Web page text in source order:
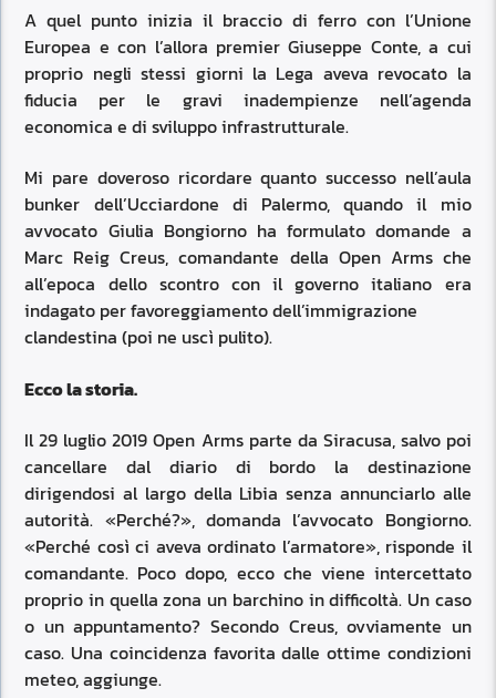
A quel punto inizia il braccio di ferro con l’Unione
Europea e con l’allora premier Giuseppe Conte, a cui
proprio negli stessi giorni la Lega aveva revocato la
fiducia per le gravi inadempienze nell’agenda
economica e di sviluppo infrastrutturale.
Mi pare doveroso ricordare quanto successo nell’aula
bunker dell’Ucciardone di Palermo, quando il mio
avvocato Giulia Bongiorno ha formulato domande a
Marc Reig Creus, comandante della Open Arms che
all’epoca dello scontro con il governo italiano era
indagato per favoreggiamento dell’immigrazione
clandestina (poi ne uscì pulito).
Ecco la storia.
Il 29 luglio 2019 Open Arms parte da Siracusa, salvo poi
cancellare dal diario di bordo la destinazione
dirigendosi al largo della Libia senza annunciarlo alle
autorità. «Perché?», domanda l’avvocato Bongiorno.
«Perché così ci aveva ordinato l’armatore», risponde il
comandante. Poco dopo, ecco che viene intercettato
proprio in quella zona un barchino in difficoltà. Un caso
o un appuntamento? Secondo Creus, ovviamente un
caso. Una coincidenza favorita dalle ottime condizioni
meteo, aggiunge.